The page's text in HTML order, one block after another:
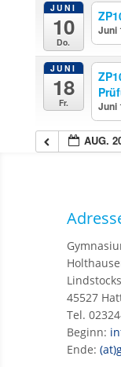
JUNI
10
Do.
Juni
JUNI
18
Fr. Juni
AUG.
45527
Tel.
Beginn:
Ende: